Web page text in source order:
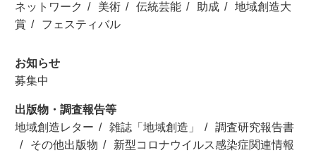
ネットワーク
美術 伝統芸能 助成
地域創造大
賞
フェスティバル
お知らせ
募集中
出版物・調査報告等
地域創造レター
雑誌「地域創造」
調査研究報告書
その他出版物
新型コロナウイルス感染症関連情報